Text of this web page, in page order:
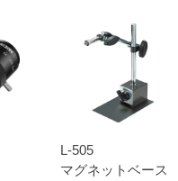
L-505
マグネットベース